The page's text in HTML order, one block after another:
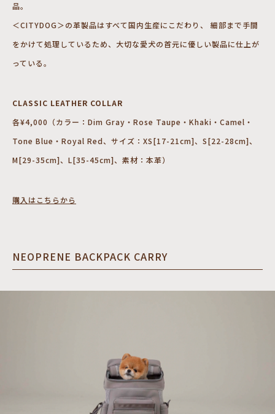
品。
＜CITYDOG＞の革製品はすべて国内生産にこだわり、 細部まで手間
をかけて処理しているため、大切な愛犬の首元に優しい製品に仕上が
っている。
CLASSIC LEATHER COLLAR
各¥4,000（カラー：Dim Gray・Rose Taupe・Khaki・Camel・
Tone Blue・Royal Red、サイズ：XS[17-21cm]、S[22-28cm]、
M[29-35cm]、L[35-45cm]、素材：本革）
購入はこちらから
NEOPRENE BACKPACK CARRY